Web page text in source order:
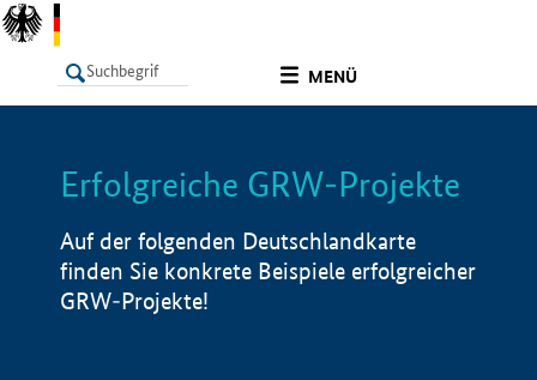
MENÜ
LISTE Info
Erfolgreiche GRW-Projekte
Auf der folgenden Deutschlandkarte
finden Sie konkrete Beispiele erfolgreicher
GRW-Projekte!